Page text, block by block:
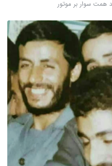
همت سوار بر موتور